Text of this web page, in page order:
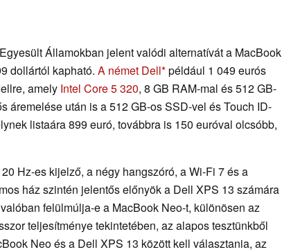
Államokban jelent valódi alternatívát a MacBook
dollártól kapható. A német Dell például 1 049 eurós
amely Intel Core 5 320, 8 GB RAM-mal és 512 GB-
áremelése után is a 512 GB-os SSD-vel és Touch ID-
listaára 899 euró, továbbra is 150 euróval olcsóbb,
Hz-es kijelző, a négy hangszóró, a Wi-Fi 7 és a
ház szintén jelentős előnyök a Dell XPS 13 számára
felülmúlja-e a MacBook Neo-t, különösen az
teljesítménye tekintetében, az alapos tesztünkből
Neo és a Dell XPS 13 között kell választania, az